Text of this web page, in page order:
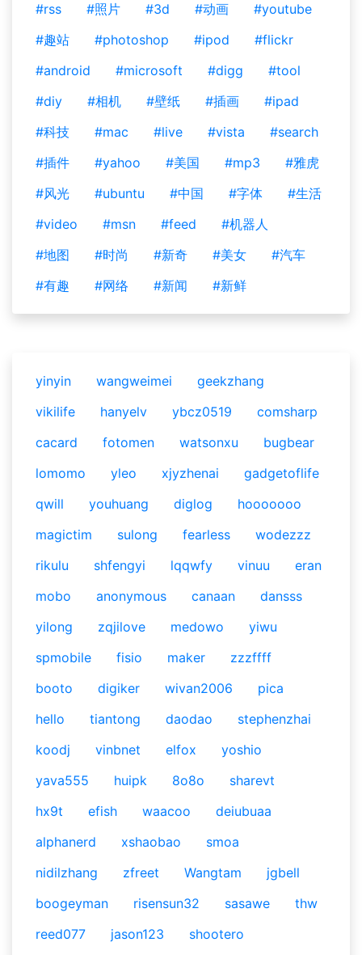
#rss
#照片 #3d #动画
#youtube
#趣站
#photoshop #ipod
#flickr
#android
#microsoft #digg
#tool
#diy
#相机 #壁纸 #插画
#ipad
#科技
#mac #live #vista
#search
#插件
#yahoo #美国 #mp3
#雅虎
#风光
#ubuntu #中国 #字体
#生活
#video
#msn #feed
#机器人
#地图
#时尚 #新奇 #美女
#汽车
#有趣
#网络 #新闻 #新鲜
yinyin wangweimei
geekzhang
vikilife
hanyelv ybcz0519
comsharp
cacard
fotomen watsonxu
bugbear
lomomo
yleo xjyzhenai
gadgetoflife
qwill
youhuang diglog
hooooooo
magictim
sulong fearless
wodezzz
rikulu
shfengyi lqqwfy vinuu
eran
mobo
anonymous canaan
dansss
yilong
zqjilove medowo
yiwu
spmobile
fisio maker
zzzffff
booto
digiker wivan2006
pica
hello
tiantong daodao
stephenzhai
koodj
vinbnet elfox
yoshio
yava555
huipk 8o8o
sharevt
hx9t
efish waacoo
deiubuaa
alphanerd
xshaobao
smoa
nidilzhang
zfreet Wangtam
jgbell
boogeyman
risensun32 sasawe
thw
reed077
jason123 shootero